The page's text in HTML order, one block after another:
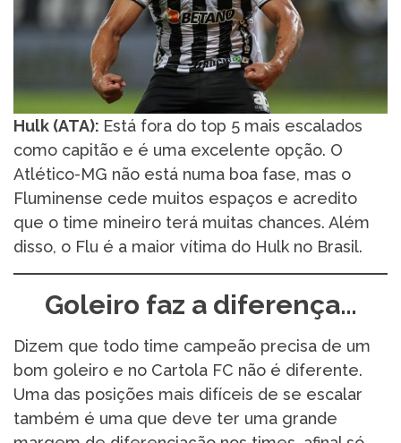
Hulk (ATA): Está fora do top 5 mais escalados
como capitão e é uma excelente opção. O
Atlético-MG não está numa boa fase, mas o
Fluminense cede muitos espaços e acredito
que o time mineiro terá muitas chances. Além
disso, o Flu é a maior vítima do Hulk no Brasil.
Goleiro faz a diferença…
Dizem que todo time campeão precisa de um
bom goleiro e no Cartola FC não é diferente.
Uma das posições mais difíceis de se escalar
também é uma que deve ter uma grande